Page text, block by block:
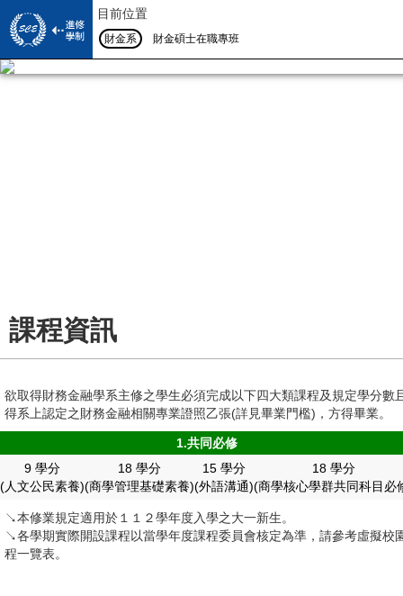
目前位置
財金系 財金碩士在職專班
系所沿革/歷屆主任
輔導老師
學習地圖
學碩連讀
輔系/雙主修
Facebook
活動影音
榮譽榜
校友園地
畢業生流向調查
招生資訊
English
課程資訊
欲取得財務金融學系主修之學生必須完成以下四大類課程及規定學分數
得系上認定之財務金融相關專業證照乙張(詳見畢業門檻)，方得畢業。
1.共同必修
9 學分
(人文公民素養)
18 學分
(商學管理基礎素養)
15 學分
(外語溝通)
18 學分
(商學核心學群共同科目必
↘本修業規定適用於１１２學年度入學之大一新生。
↘各學期實際開設課程以當學年度課程委員會核定為準，請參考虛擬校
程一覽表。